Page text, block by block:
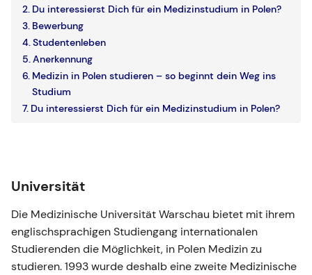
Du interessierst Dich für ein Medizinstudium in Polen?
Bewerbung
Studentenleben
Anerkennung
Medizin in Polen studieren – so beginnt dein Weg ins
Studium
Du interessierst Dich für ein Medizinstudium in Polen?
Universität
Die Medizinische Universität Warschau bietet mit ihrem
englischsprachigen Studiengang internationalen
Studierenden die Möglichkeit, in Polen Medizin zu
studieren. 1993 wurde deshalb eine zweite Medizinische